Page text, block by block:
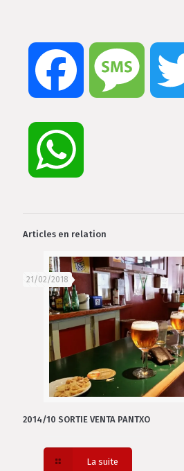
Facebook Message
Articles en relation
21/02/2018
2014/10 SORTIE VENTA PANTXO
La suite